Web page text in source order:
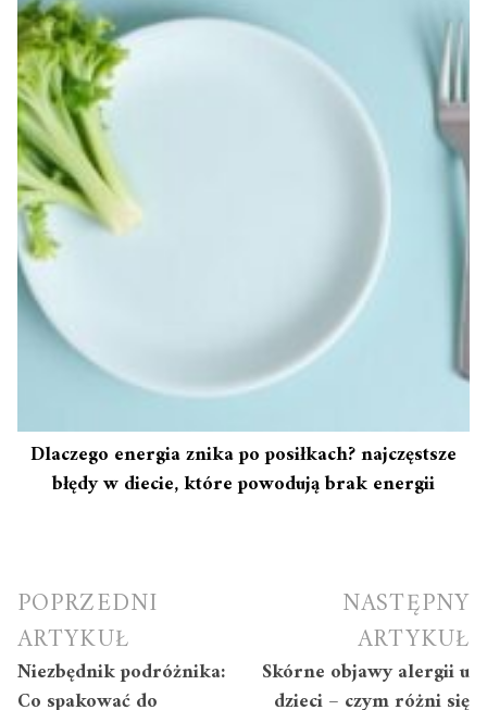
Dlaczego energia znika po posiłkach? najczęstsze
błędy w diecie, które powodują brak energii
Nawigacja
wpisu
POPRZEDNI
ARTYKUŁ
Niezbędnik podróżnika:
Co spakować do
NASTĘPNY
ARTYKUŁ
Skórne objawy alergii u
dzieci – czym różni się